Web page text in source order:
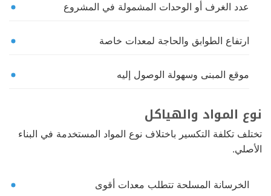
عدد الغرف أو الوحدات المشمولة في المشروع
ارتفاع الطوابق والحاجة لمعدات خاصة
موقع المبنى وسهولة الوصول إليه
نوع المواد والهياكل
تختلف تكلفة التكسير باختلاف نوع المواد المستخدمة في البناء
الأصلي.
الخرسانة المسلحة تتطلب معدات أقوى